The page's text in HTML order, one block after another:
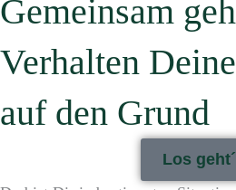
Gemeinsam
Verhalten
auf den Grund
Los